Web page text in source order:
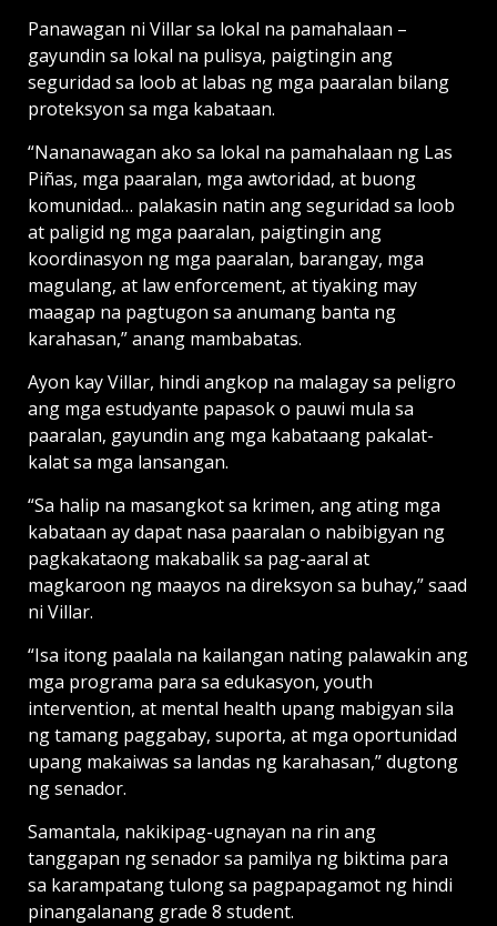
Panawagan ni Villar sa lokal na pamahalaan –
gayundin sa lokal na pulisya, paigtingin ang
seguridad sa loob at labas ng mga paaralan bilang
proteksyon sa mga kabataan.
“Nananawagan ako sa lokal na pamahalaan ng Las
Piñas, mga paaralan, mga awtoridad, at buong
komunidad… palakasin natin ang seguridad sa loob
at paligid ng mga paaralan, paigtingin ang
koordinasyon ng mga paaralan, barangay, mga
magulang, at law enforcement, at tiyaking may
maagap na pagtugon sa anumang banta ng
karahasan,” anang mambabatas.
Ayon kay Villar, hindi angkop na malagay sa peligro
ang mga estudyante papasok o pauwi mula sa
paaralan, gayundin ang mga kabataang pakalat-
kalat sa mga lansangan.
“Sa halip na masangkot sa krimen, ang ating mga
kabataan ay dapat nasa paaralan o nabibigyan ng
pagkakataong makabalik sa pag-aaral at
magkaroon ng maayos na direksyon sa buhay,” saad
ni Villar.
“Isa itong paalala na kailangan nating palawakin ang
mga programa para sa edukasyon, youth
intervention, at mental health upang mabigyan sila
ng tamang paggabay, suporta, at mga oportunidad
upang makaiwas sa landas ng karahasan,” dugtong
ng senador.
Samantala, nakikipag-ugnayan na rin ang
tanggapan ng senador sa pamilya ng biktima para
sa karampatang tulong sa pagpapagamot ng hindi
pinangalanang grade 8 student.